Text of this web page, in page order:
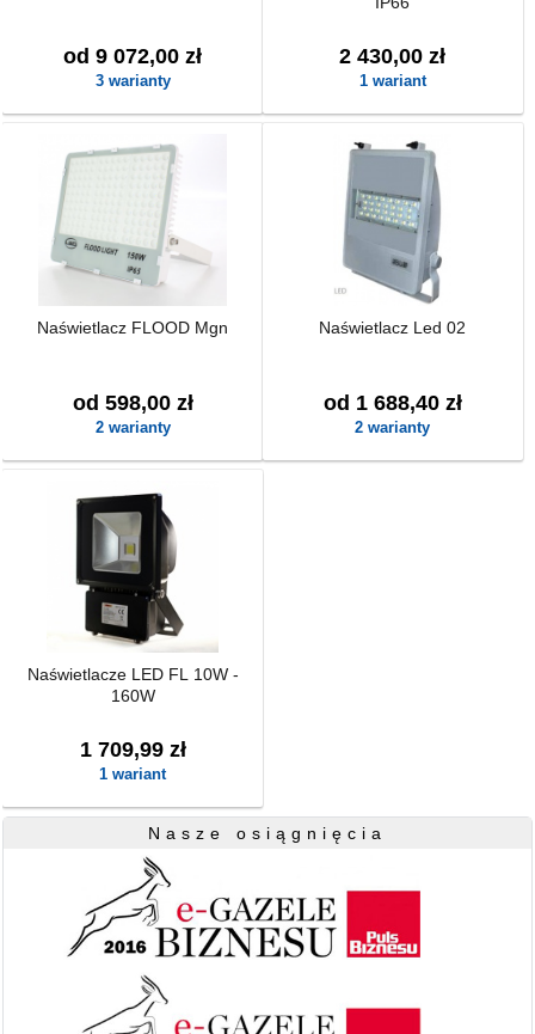
od 9 072,00 zł
3 warianty
2 430,00 zł
1 wariant
Naświetlacz FLOOD Mgn
od 598,00 zł
2 warianty
Naświetlacz Led 02
od 1 688,40 zł
2 warianty
Naświetlacze LED FL 10W -
160W
1 709,99 zł
1 wariant
Nasze osiągnięcia